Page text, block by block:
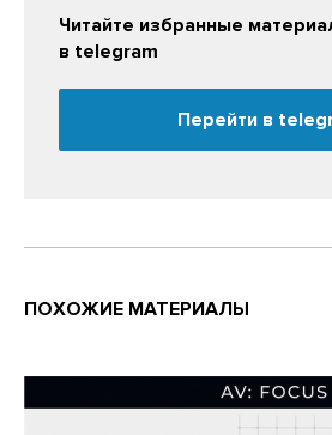
Читайте избранные
в telegram
Перейти в
ПОХОЖИЕ МАТЕРИАЛЫ